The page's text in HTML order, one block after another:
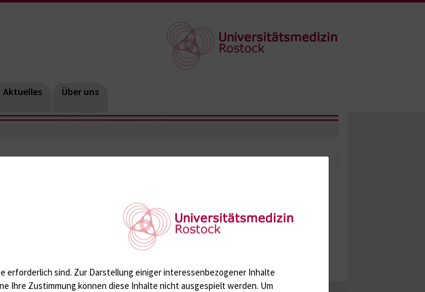
Aktuelles Über uns
erforderlich sind. Zur Darstellung einiger interessenbezogener Inhalte
Ihre Zustimmung können diese Inhalte nicht ausgespielt werden. Um